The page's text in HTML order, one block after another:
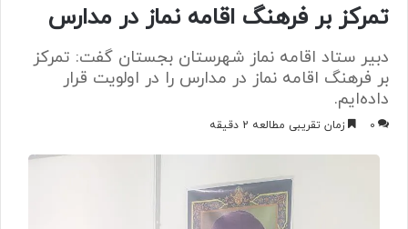
تمرکز بر فرهنگ اقامه نماز در مدارس
دبیر ستاد اقامه نماز شهرستان بجستان گفت: تمرکز
بر فرهنگ اقامه نماز در مدارس را در اولویت قرار
داده‌ایم.
0 زمان تقریبی مطالعه 2 دقیقه